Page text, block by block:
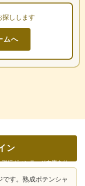
探しします
ムへ
ン
現行ヴィンテージ在庫あり
です。熟成ポテンシャ